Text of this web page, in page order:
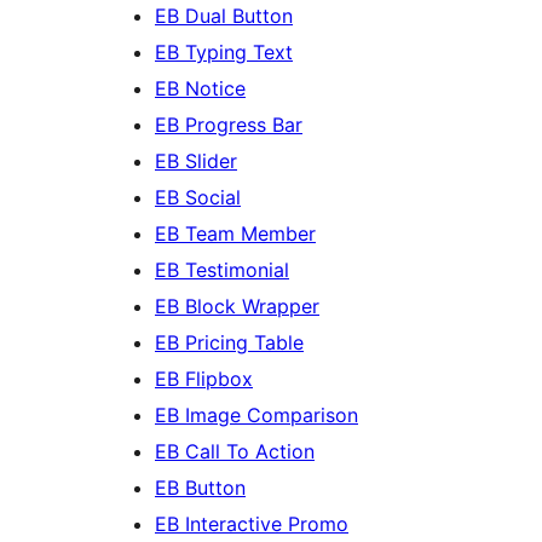
EB Dual Button
EB Typing Text
EB Notice
EB Progress Bar
EB Slider
EB Social
EB Team Member
EB Testimonial
EB Block Wrapper
EB Pricing Table
EB Flipbox
EB Image Comparison
EB Call To Action
EB Button
EB Interactive Promo